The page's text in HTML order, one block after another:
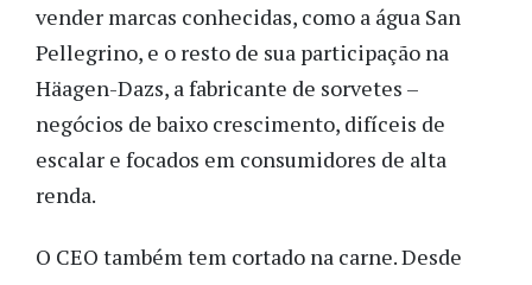
vender marcas conhecidas, como a água San
Pellegrino, e o resto de sua participação na
Häagen-Dazs, a fabricante de sorvetes –
negócios de baixo crescimento, difíceis de
escalar e focados em consumidores de alta
renda.
O CEO também tem cortado na carne. Desde